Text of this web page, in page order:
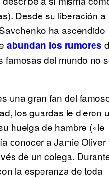
Desde su liberación a
ha ascendido
abundan los rumores
famosas del mundo no
una gran fan del
los guardas le dieron
huelga de hambre («le
conocer a Jamie Oliver
de un colega.
la esperanza de toda